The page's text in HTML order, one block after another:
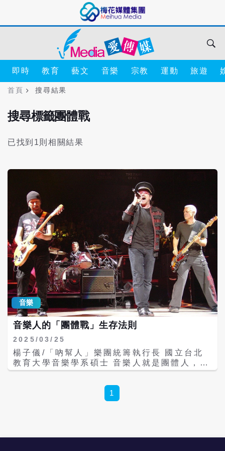
即時 教育 藝文 音樂 宗教 運動 旅遊
首頁 搜尋結果
搜尋標籤團體戰
已找到1則相關結果
音樂
音樂人的「團體戰」生存法則
2025/03/25
楊子儀/「吶幫人」樂團統籌執行長 國立台北
教育大學音樂學系碩士 音樂人就是團體人，尤
其是樂團；樂團是一小群人，每個人都被需要
唱、吉他手、鼓手、貝斯手、打擊樂器？想想
著名的愛爾蘭樂團U2，沒有吉他貝斯手Adam
1